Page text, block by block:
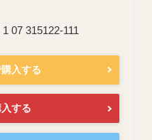
07 315122-111
入する
する